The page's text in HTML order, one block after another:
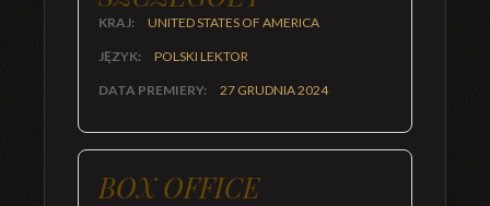
KRAJ: UNITED STATES OF AMERICA
JĘZYK: POLSKI LEKTOR
DATA PREMIERY: 27 GRUDNIA 2024
BOX OFFICE